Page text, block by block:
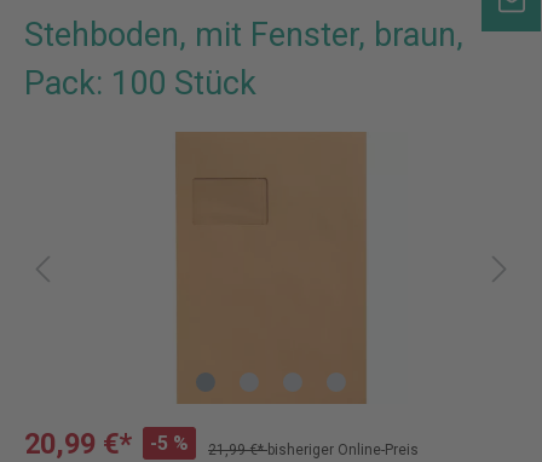
Stehboden, mit Fenster, braun,
Pack: 100 Stück
20,99 €* -5 % 21,99 €*bisheriger Online-Preis